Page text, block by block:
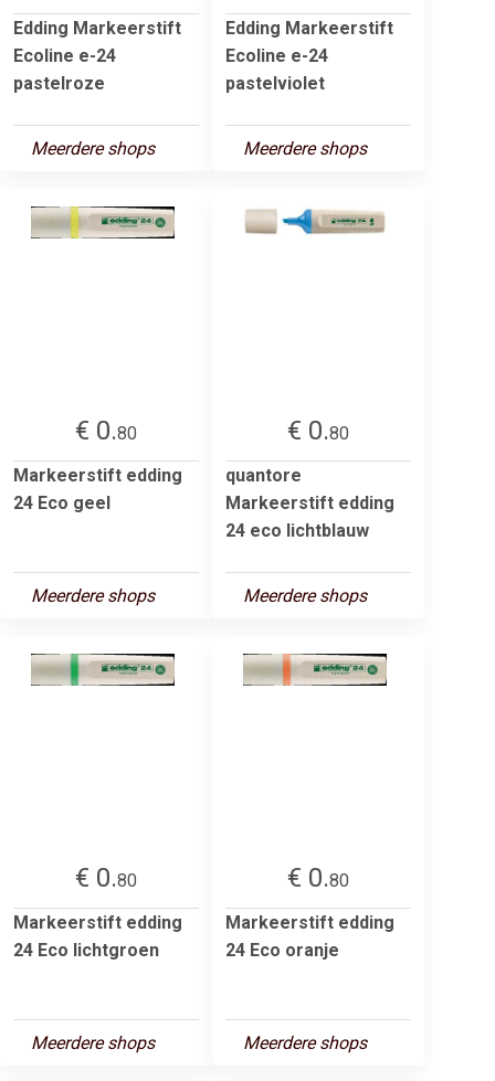
Edding Markeerstift
Ecoline e-24
pastelroze
Meerdere shops
Edding Markeerstift
Ecoline e-24
pastelviolet
Meerdere shops
€ 0.80
Markeerstift edding
24 Eco geel
Meerdere shops
€ 0.80
quantore
Markeerstift edding
24 eco lichtblauw
Meerdere shops
€ 0.80
Markeerstift edding
24 Eco lichtgroen
Meerdere shops
€ 0.80
Markeerstift edding
24 Eco oranje
Meerdere shops